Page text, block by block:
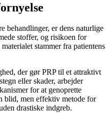
behandlinger, er dens naturlige
stoffer, og risikoen for
stammer fra patientens
der gør PRP til et attraktivt
eller skader, arbejder
for at genoprette
blid, men effektiv metode for
drastiske indgreb.